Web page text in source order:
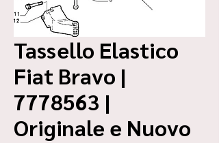
Tassello Elastico
Fiat Bravo |
7778563 |
Originale e Nuovo